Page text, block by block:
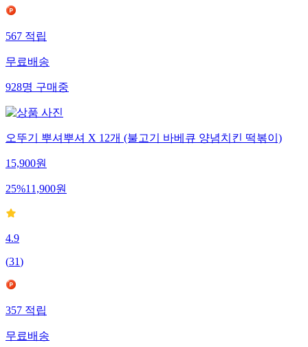
567적립
무료배송
928명구매중
오뚜기 뿌셔뿌셔 X 12개 (불고기 바베큐 양념치킨 떡볶이)
15,900원
25%11,900원
4.9
(31)
357적립
무료배송